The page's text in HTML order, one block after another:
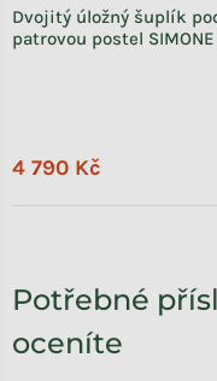
Dvojitý úložný šuplík
patrovou postel SIMONE
4 790 Kč
Potřebné
oceníte